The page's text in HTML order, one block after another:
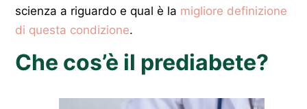
scienza a riguardo e qual è la migliore definizione
di questa condizione.
Che cos’è il prediabete?